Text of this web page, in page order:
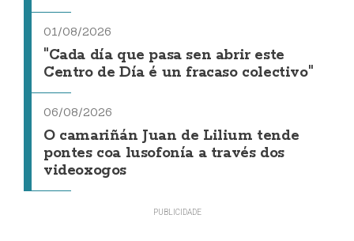
01/08/2026
"Cada día que pasa sen abrir este
Centro de Día é un fracaso colectivo"
06/08/2026
O camariñán Juan de Lilium tende
pontes coa lusofonía a través dos
videoxogos